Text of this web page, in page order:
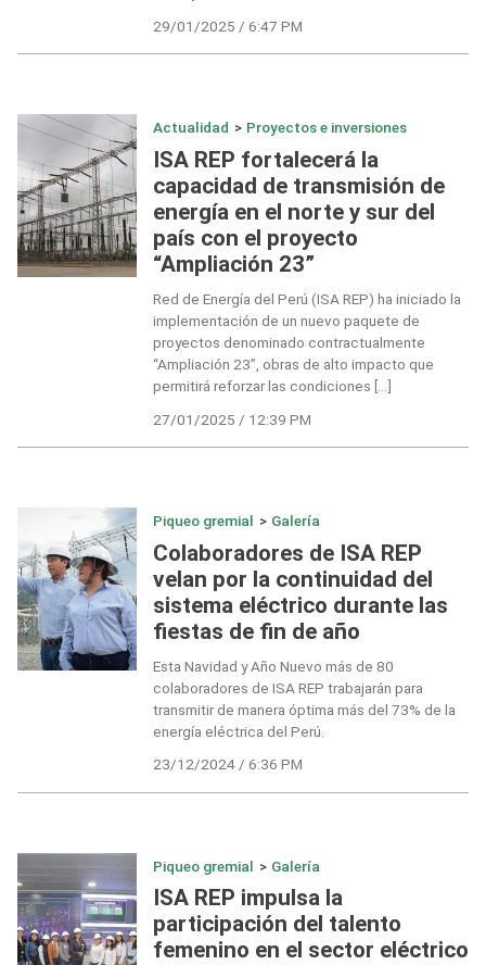
29/01/2025 / 6:47 PM
Actualidad > Proyectos e inversiones
ISA REP fortalecerá la
capacidad de transmisión de
energía en el norte y sur del
país con el proyecto
“Ampliación 23”
Red de Energía del Perú (ISA REP) ha iniciado la
implementación de un nuevo paquete de
proyectos denominado contractualmente
“Ampliación 23”, obras de alto impacto que
permitirá reforzar las condiciones […]
27/01/2025 / 12:39 PM
Piqueo gremial > Galería
Colaboradores de ISA REP
velan por la continuidad del
sistema eléctrico durante las
fiestas de fin de año
Esta Navidad y Año Nuevo más de 80
colaboradores de ISA REP trabajarán para
transmitir de manera óptima más del 73% de la
energía eléctrica del Perú.
23/12/2024 / 6:36 PM
Piqueo gremial > Galería
ISA REP impulsa la
participación del talento
femenino en el sector eléctrico